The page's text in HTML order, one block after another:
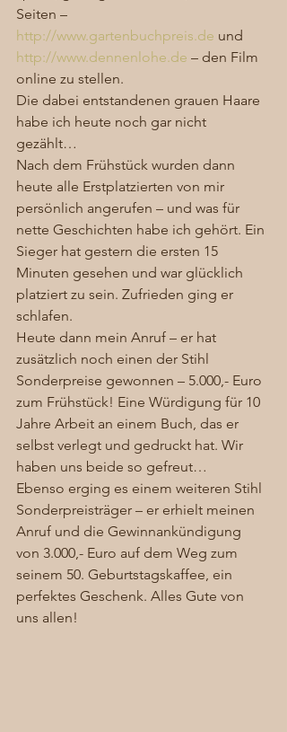
Seiten –
http://www.gartenbuchpreis.de und
http://www.dennenlohe.de – den Film
online zu stellen.
Die dabei entstandenen grauen Haare
habe ich heute noch gar nicht
gezählt…
Nach dem Frühstück wurden dann
heute alle Erstplatzierten von mir
persönlich angerufen – und was für
nette Geschichten habe ich gehört. Ein
Sieger hat gestern die ersten 15
Minuten gesehen und war glücklich
platziert zu sein. Zufrieden ging er
schlafen.
Heute dann mein Anruf – er hat
zusätzlich noch einen der Stihl
Sonderpreise gewonnen – 5.000,- Euro
zum Frühstück! Eine Würdigung für 10
Jahre Arbeit an einem Buch, das er
selbst verlegt und gedruckt hat. Wir
haben uns beide so gefreut…
Ebenso erging es einem weiteren Stihl
Sonderpreisträger – er erhielt meinen
Anruf und die Gewinnankündigung
von 3.000,- Euro auf dem Weg zum
seinem 50. Geburtstagskaffee, ein
perfektes Geschenk. Alles Gute von
uns allen!